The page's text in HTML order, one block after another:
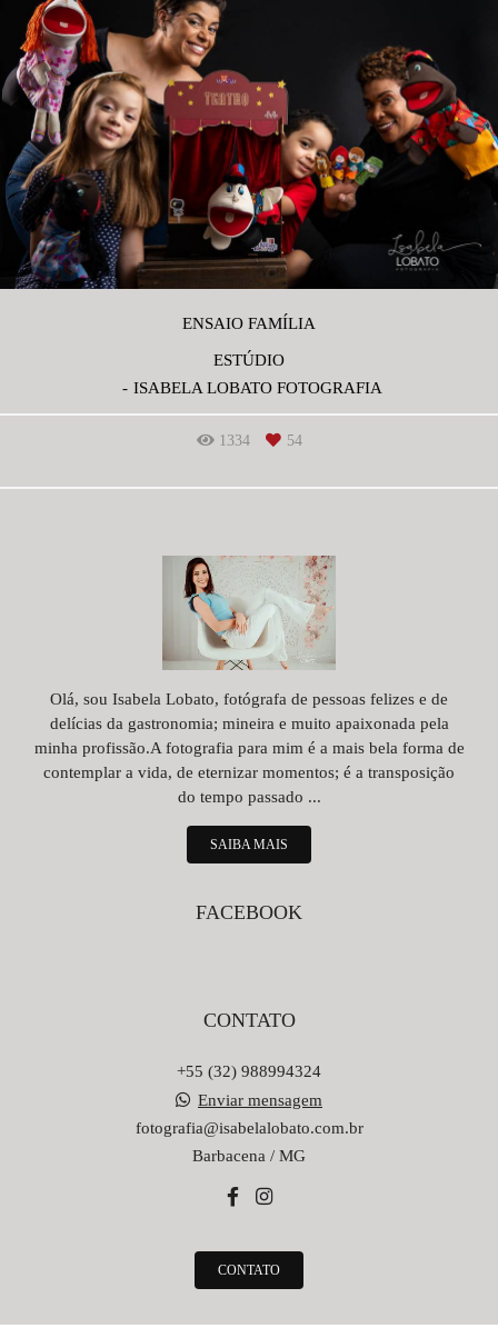
ENSAIO FAMÍLIA
ESTÚDIO
ISABELA LOBATO FOTOGRAFIA
1334 54
Olá, sou Isabela Lobato, fotógrafa de pessoas felizes e de
delícias da gastronomia; mineira e muito apaixonada pela
minha profissão.A fotografia para mim é a mais bela forma de
contemplar a vida, de eternizar momentos; é a transposição
do tempo passado ...
SAIBA MAIS
FACEBOOK
CONTATO
+55 (32) 988994324
Enviar mensagem
fotografia@isabelalobato.com.br
Barbacena / MG
CONTATO